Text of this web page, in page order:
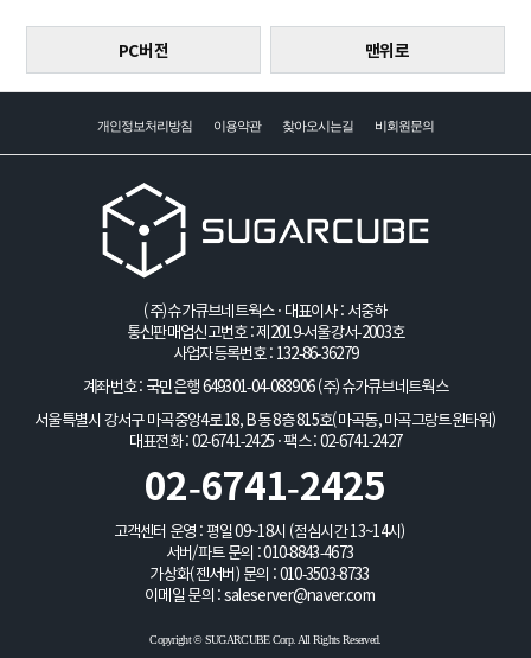
PC버전 맨위로
개인정보처리방침 이용약관 찾아오시는길 비회원문의
(주)슈가큐브네트웍스 · 대표이사 : 서중하
통신판매업신고번호 : 제2019-서울강서-2003호
사업자등록번호 : 132-86-36279
계좌번호 : 국민은행 649301-04-083906 (주)슈가큐브네트웍스
서울특별시 강서구 마곡중앙4로 18, B동 8층 815호(마곡동, 마곡그랑트윈타워)
대표전화 : 02-6741-2425 · 팩스 : 02-6741-2427
02-6741-2425
고객센터 운영 : 평일 09~18시 (점심시간 13~14시)
서버/파트 문의 :010-8843-4673
가상화(젠서버) 문의 : 010-3503-8733
이메일 문의 : saleserver@naver.com
Copyright © SUGARCUBE Corp. All Rights Reserved.